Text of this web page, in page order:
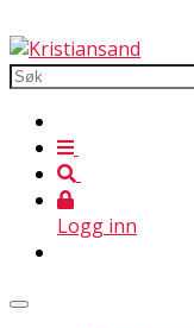
Logg inn